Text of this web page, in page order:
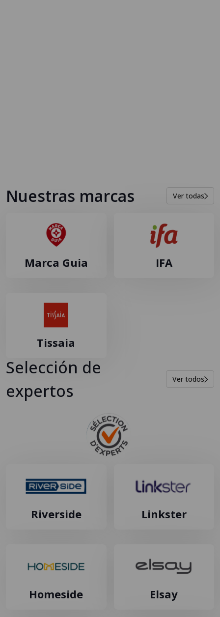
Nuestras marcas Ver todas
Marca Guia IFA
Tissaia
Selección de
expertos
Ver todos
Riverside Linkster
Homeside Elsay